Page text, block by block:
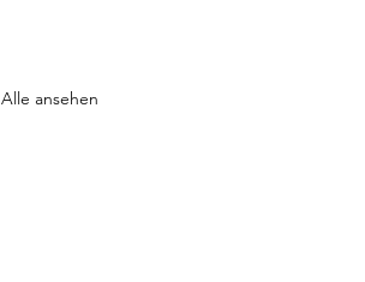
Alle ansehen